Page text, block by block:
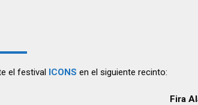
el festival ICONS en el siguiente recinto:
Fira